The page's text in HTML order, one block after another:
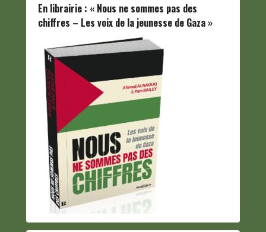
En librairie : « Nous ne sommes pas des
chiffres – Les voix de la jeunesse de Gaza »